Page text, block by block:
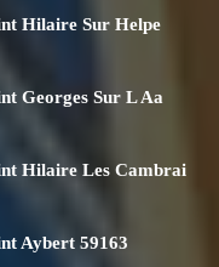
Hilaire Sur Helpe
Georges Sur L Aa
Hilaire Les Cambrai
Aybert 59163